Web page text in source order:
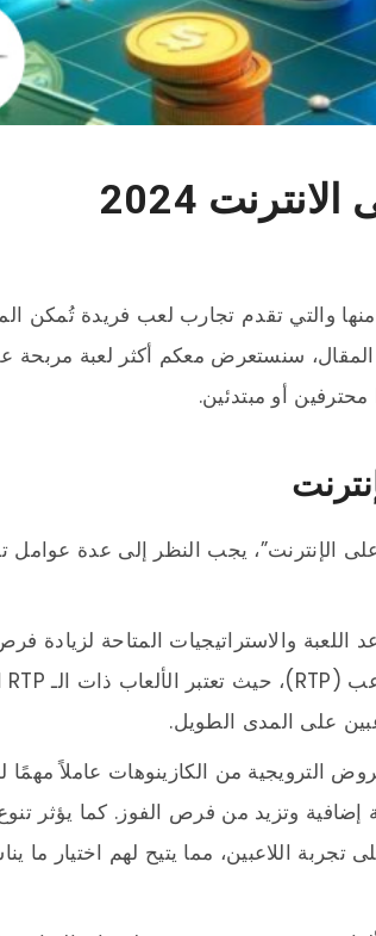
2024
منها والتي تقدم تجارب لعب فريدة تُمكن
سنستعرض معكم أكثر لعبة مربحة
أو مبتدئين.
الإنترنت”، يجب النظر إلى عدة
اللعبة والاستراتيجيات المتاحة لزيادة
على المدى الطويل.
الترويجية من الكازينوهات عاملاً مهمًا
وتزيد من فرص الفوز. كما يؤثر تنوع
تجربة اللاعبين، مما يتيح لهم اختيار ما